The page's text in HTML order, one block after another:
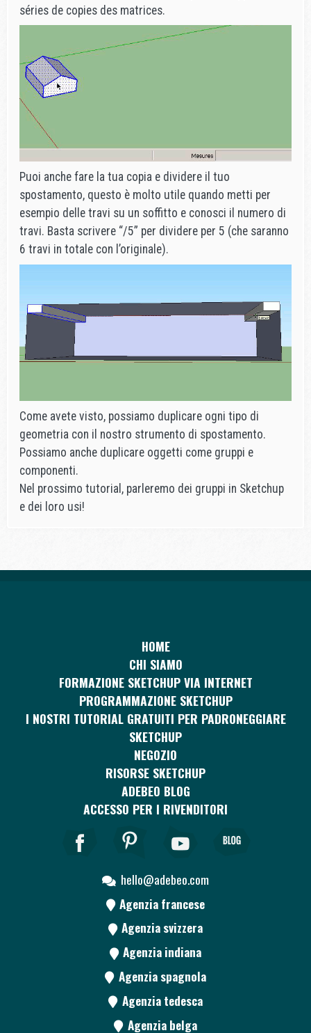
séries de copies des matrices.
Puoi anche fare la tua copia e dividere il tuo
spostamento, questo è molto utile quando metti per
esempio delle travi su un soffitto e conosci il numero di
travi. Basta scrivere “/5” per dividere per 5 (che saranno
6 travi in totale con l’originale).
Come avete visto, possiamo duplicare ogni tipo di
geometria con il nostro strumento di spostamento.
Possiamo anche duplicare oggetti come gruppi e
componenti.
Nel prossimo tutorial, parleremo dei gruppi in Sketchup
e dei loro usi!
HOME
CHI SIAMO
FORMAZIONE SKETCHUP VIA INTERNET
PROGRAMMAZIONE SKETCHUP
I NOSTRI TUTORIAL GRATUITI PER PADRONEGGIARE
SKETCHUP
NEGOZIO
RISORSE SKETCHUP
ADEBEO BLOG
ACCESSO PER I RIVENDITORI
hello@adebeo.com
Agenzia francese
Agenzia svizzera
Agenzia indiana
Agenzia spagnola
Agenzia tedesca
Agenzia belga